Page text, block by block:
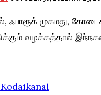
ஃபாரூக் முகமது,
வழக்கத்தால்